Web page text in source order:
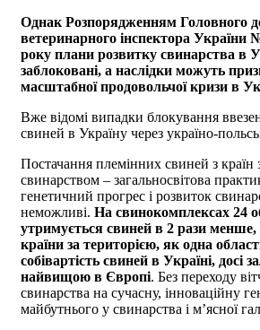
Однак Розпорядженням Головного
ветеринарного інспектора України
року плани розвитку свинарства в
заблоковані, а наслідки можуть
масштабної продовольчої кризи в
Вже відомі випадки блокування
свиней в Україну через україно-
Постачання племінних свиней з країн
свинарством – загальносвітова
генетичний прогрес і розвиток
неможливі. На свинокомплексах 24
утримується свиней в 2 рази менше,
країни за територією, як одна
собівартість свиней в Україні, досі
найвищою в Європі. Без переходу
свинарства на сучасну, інноваційну
майбутнього у свинарства і мʼясної